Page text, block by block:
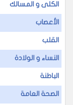
الكلى و المسالك
الأعصاب
القلب
النساء و الولادة
الباطنة
الصحة العامة